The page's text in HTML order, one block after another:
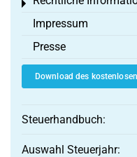
Toggle menu
Impressum
Presse
Download des
Steuerhandbuch:
Auswahl Steuerjahr: